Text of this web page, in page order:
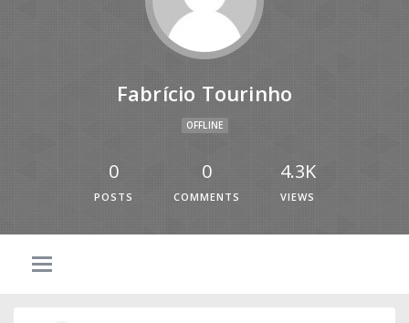
Fabrício Tourinho
OFFLINE
0
POSTS
0
COMMENTS
4.3K
VIEWS